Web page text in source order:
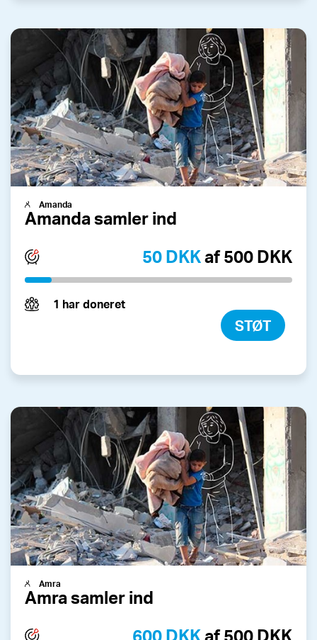
Amanda
Amanda samler ind
50 DKKaf 500 DKK
1 har doneret
STØT
Amra
Amra samler ind